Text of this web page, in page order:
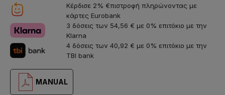
Κέρδισε 2% €πιστροφή πληρώνοντας με
κάρτες Eurobank
3 δόσεις των 54,56 € με 0% επιτόκιο με την
Klarna
4 δόσεις των 40,92 € με 0% επιτόκιο με την
TBI bank
MANUAL